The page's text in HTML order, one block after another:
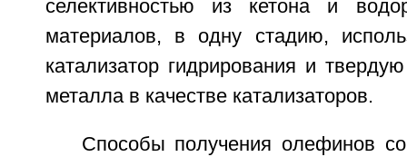
селективностью из кетона и
материалов, в одну стадию,
катализатор гидрирования и
металла в качестве катализаторов.
Способы получения олефинов